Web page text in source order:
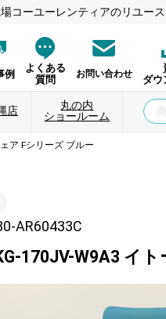
コーユーレンティアのリユー
例
よくある
質問
お問い合わせ
ダウ
店
丸の内
ショールーム
ア Fシリーズ ブルー
AR60433C
170JV-W9A3 イ